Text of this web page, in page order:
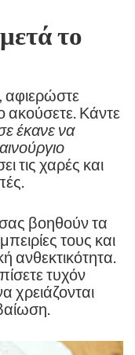
το
αφιερώστε
ακούσετε. Κάντε
έκανε να
τις χαρές και
βοηθούν τα
τους και
ανθεκτικότητα.
τυχόν
χρειάζονται